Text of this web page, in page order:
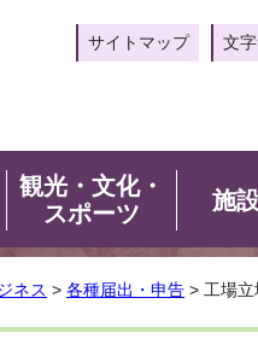
サイトマップ 文
観光・文化・
スポーツ
施
ネス > 各種届出・申告 > 工場立